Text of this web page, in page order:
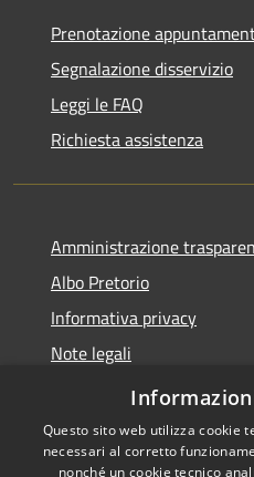
Prenotazione
Segnalazione disservizio
Leggi le FAQ
Richiesta assistenza
Amministrazione
Albo Pretorio
Informativa privacy
Note legali
Dichiarazione di
Questo sito web utilizza cookie
necessari al corretto
nonché un cookie tecnico